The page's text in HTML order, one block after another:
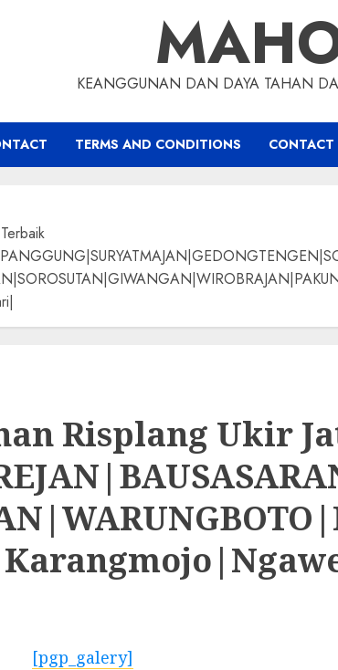
KEANGGUNAN DAN DAYA TAHAN
TERMS AND CONDITIONS CONTACT
Risplang Ukir
[pgp_galery]